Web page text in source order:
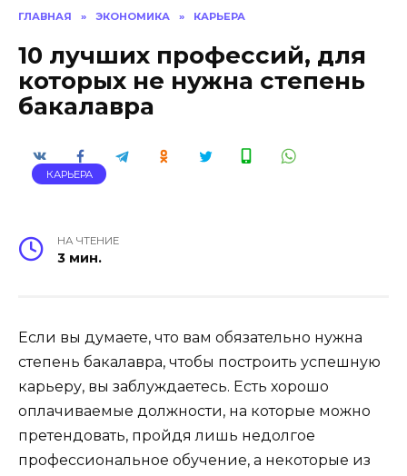
ГЛАВНАЯ » ЭКОНОМИКА » КАРЬЕРА
10 лучших профессий, для
которых не нужна степень
бакалавра
КАРЬЕРА
НА ЧТЕНИЕ
3 мин.
Если вы думаете, что вам обязательно нужна
степень бакалавра, чтобы построить успешную
карьеру, вы заблуждаетесь. Есть хорошо
оплачиваемые должности, на которые можно
претендовать, пройдя лишь недолгое
профессиональное обучение, а некоторые из